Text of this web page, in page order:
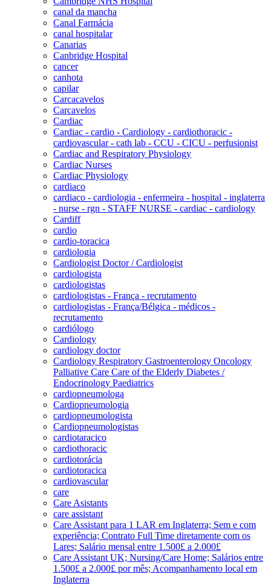
canal da mancha
Canal Farmácia
canal hospitalar
Canarias
Canbridge Hospital
cancer
canhota
capilar
Carcacavelos
Carcavelos
Cardiac
Cardiac - cardio - Cardiology - cardiothoracic -
cardiovascular - cath lab - CCU - CICU - perfusionist
Cardiac and Respiratory Physiology
Cardiac Nurses
Cardiac Physiology
cardiaco
cardiaco - cardiologia - enfermeira - hospital - inglaterra
- nurse - rgn - STAFF NURSE - cardiac - cardiology
Cardiff
cardio
cardio-toracica
cardiologia
Cardiologist Doctor / Cardiologist
cardiologista
cardiologistas
cardiologistas - França - recrutamento
cardiologistas - França/Bélgica - médicos -
recrutamento
cardiólogo
Cardiology
cardiology doctor
Cardiology Respiratory Gastroenterology Oncology
Palliative Care Care of the Elderly Diabetes /
Endocrinology Paediatrics
cardiopneumologa
Cardiopneumologia
cardiopneumologista
Cardiopneumologistas
cardiotaracico
cardiothoracic
cardiotorácia
cardiotoracica
cardiovascular
care
Care Asistants
care assistant
Care Assistant para 1 LAR em Inglaterra; Sem e com
experiência; Contrato Full Time diretamente com os
Lares; Salário mensal entre 1.500£ a 2.000£
Care Assistant UK; Nursing/Care Home; Salários entre
1.500£ a 2.000£ por mês; Acompanhamento local em
Inglaterra